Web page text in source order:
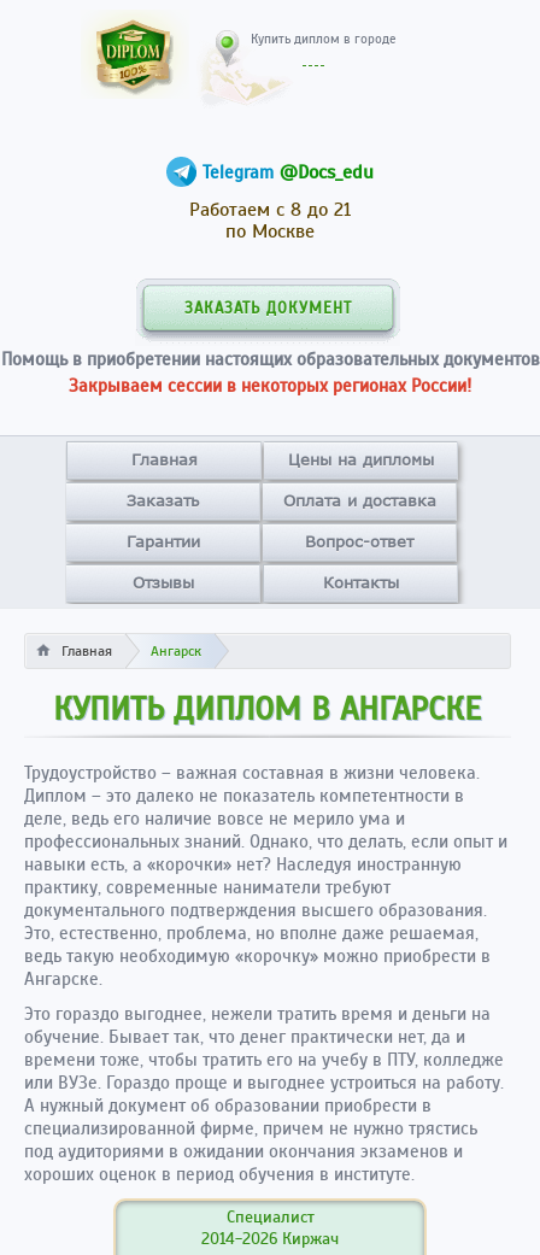
Telegram @Docs_edu
Работаем с 8 до 21
по Москве
ЗАКАЗАТЬ ДОКУМЕНТ
Помощь в приобретении настоящих образовательных документов
Закрываем сессии в некоторых регионах России!
Главная Цены на дипломы
Заказать Оплата и доставка
Гарантии Вопрос-ответ
Отзывы Контакты
Главная Ангарск
КУПИТЬ ДИПЛОМ В АНГАРСКЕ
Трудоустройство – важная составная в жизни человека.
Диплом – это далеко не показатель компетентности в
деле, ведь его наличие вовсе не мерило ума и
профессиональных знаний. Однако, что делать, если опыт и
навыки есть, а «корочки» нет? Наследуя иностранную
практику, современные наниматели требуют
документального подтверждения высшего образования.
Это, естественно, проблема, но вполне даже решаемая,
ведь такую необходимую «корочку» можно приобрести в
Ангарске.
Это гораздо выгоднее, нежели тратить время и деньги на
обучение. Бывает так, что денег практически нет, да и
времени тоже, чтобы тратить его на учебу в ПТУ, колледже
или ВУЗе. Гораздо проще и выгоднее устроиться на работу.
А нужный документ об образовании приобрести в
специализированной фирме, причем не нужно трястись
под аудиториями в ожидании окончания экзаменов и
хороших оценок в период обучения в институте.
Специалист
2014-2026 Киржач